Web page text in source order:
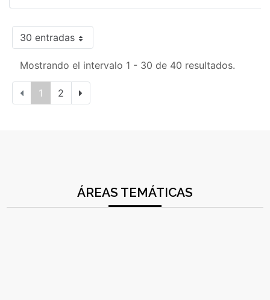
30 entradas
Mostrando el intervalo 1 - 30 de 40 resultados.
1 2
ÁREAS TEMÁTICAS